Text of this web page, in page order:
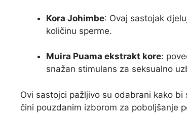
Kora Johimbe: Ovaj sastojak
količinu sperme.
Muira Puama ekstrakt kore:
snažan stimulans za seksualno
Ovi sastojci pažljivo su odabrani kako
čini pouzdanim izborom za poboljšanje